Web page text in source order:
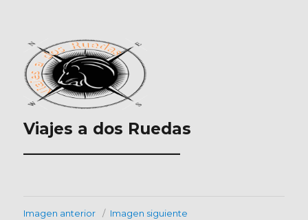
Viajes a dos Ruedas
___________________
Imagen anterior Imagen siguiente